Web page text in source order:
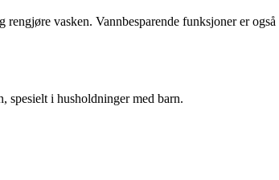
vasken. Vannbesparende funksjoner er også
spesielt i husholdninger med barn.